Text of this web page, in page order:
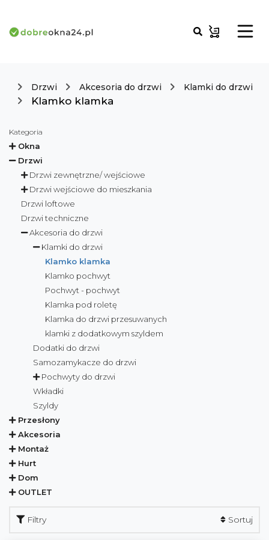
Drzwi Akcesoria do drzwi Klamki do drzwi
Klamko klamka
Kategoria
Okna
Drzwi
Drzwi zewnętrzne/ wejściowe
Drzwi wejściowe do mieszkania
Drzwi loftowe
Drzwi techniczne
Akcesoria do drzwi
Klamki do drzwi
Klamko klamka
Klamko pochwyt
Pochwyt - pochwyt
Klamka pod roletę
Klamka do drzwi przesuwanych
klamki z dodatkowym szyldem
Dodatki do drzwi
Samozamykacze do drzwi
Pochwyty do drzwi
Wkładki
Szyldy
Przesłony
Akcesoria
Montaż
Hurt
Dom
OUTLET
Filtry Sortuj